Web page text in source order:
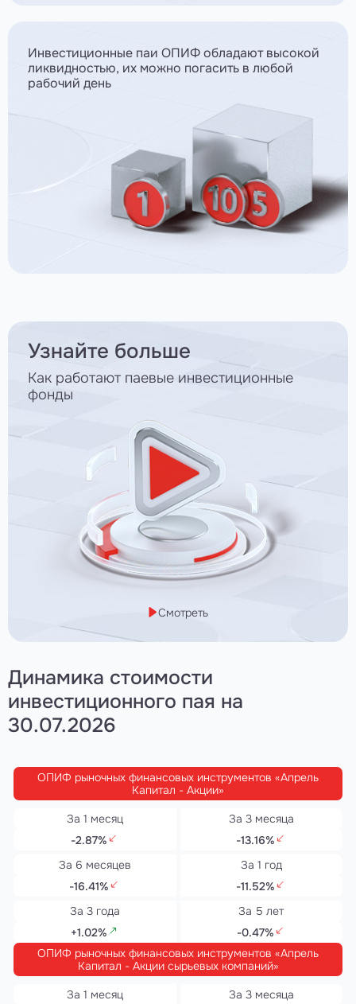
Инвестиционные паи ОПИФ обладают высокой
ликвидностью, их можно погасить в любой
рабочий день
Узнайте больше
Как работают паевые инвестиционные
фонды
Смотреть
Динамика стоимости
инвестиционного пая на
30.07.2026
ОПИФ рыночных финансовых инструментов «Апрель
Капитал - Акции»
-2.87% -13.16%
-16.41% -11.52%
+1.02%
-0.47%
ОПИФ рыночных финансовых инструментов «Апрель
Капитал - Акции сырьевых компаний»